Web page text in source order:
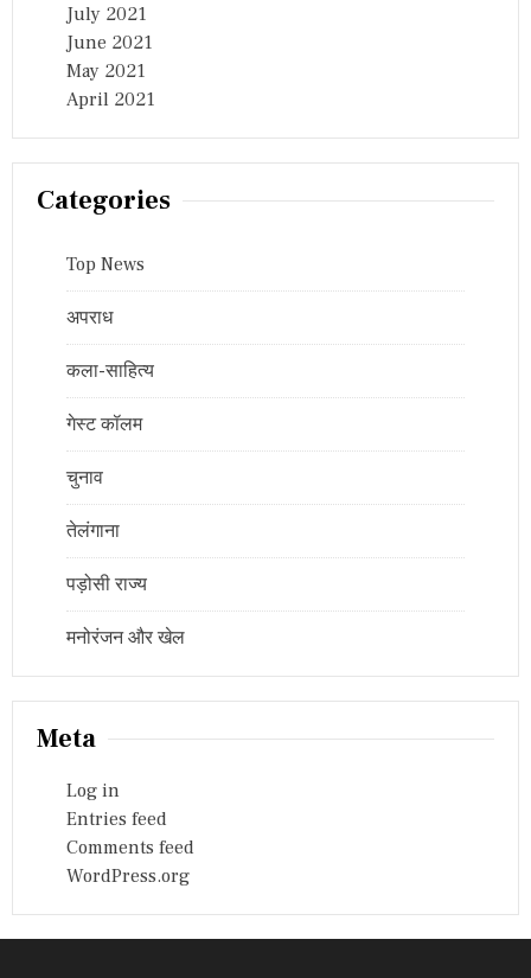
July 2021
June 2021
May 2021
April 2021
Categories
Top News
अपराध
कला-साहित्य
गेस्ट कॉलम
चुनाव
तेलंगाना
पड़ोसी राज्य
मनोरंजन और खेल
Meta
Log in
Entries feed
Comments feed
WordPress.org